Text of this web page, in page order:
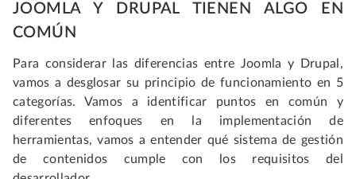
JOOMLA Y DRUPAL TIENEN ALGO EN
COMÚN
Para considerar las diferencias entre Joomla y Drupal,
vamos a desglosar su principio de funcionamiento en 5
categorías. Vamos a identificar puntos en común y
diferentes enfoques en la implementación de
herramientas, vamos a entender qué sistema de gestión
de contenidos cumple con los requisitos del